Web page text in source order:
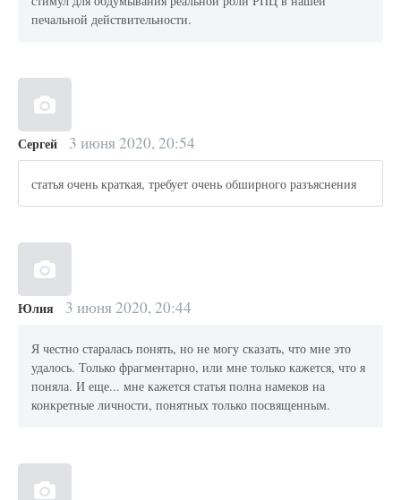
печальной действительности.
Сергей 3 июня 2020, 20:54
статья очень краткая, требует очень обширного разъяснения
Юлия 3 июня 2020, 20:44
Я честно старалась понять, но не могу сказать, что мне это
удалось. Только фрагментарно, или мне только кажется, что я
поняла. И еще... мне кажется статья полна намеков на
конкретные личности, понятных только посвященным.